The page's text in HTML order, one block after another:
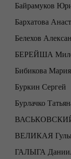
Байрамуков
Бархатова
Белехов
БЕРЕЙША
Бибикова Мария
Буркин Сергей
Бурлачко
ВАСЬКОВСКИЙ
ВЕЛИКАЯ
ГАЛЫГА